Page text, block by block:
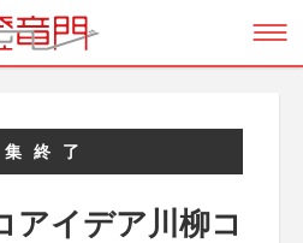
終了
アイデア川柳コ